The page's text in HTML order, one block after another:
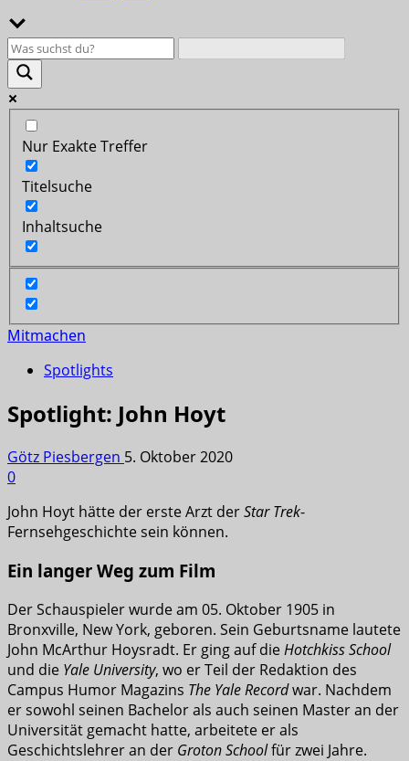
Nur Exakte Treffer
Titelsuche
Inhaltsuche
Mitmachen
Spotlights
Spotlight: John Hoyt
Götz Piesbergen 5. Oktober 2020
0
John Hoyt hätte der erste Arzt derStar Trek-
Fernsehgeschichte sein können.
Ein langer Weg zum Film
Der Schauspieler wurde am 05. Oktober 1905 in
Bronxville, New York, geboren. Sein Geburtsname lautete
John McArthur Hoysradt. Er ging auf dieHotchkiss School
und die Yale University, wo er Teil der Redaktion des
Campus Humor Magazins The Yale Recordwar. Nachdem
er sowohl seinen Bachelor als auch seinen Master an der
Universität gemacht hatte, arbeitete er als
Geschichtslehrer an der Groton Schoolfür zwei Jahre.